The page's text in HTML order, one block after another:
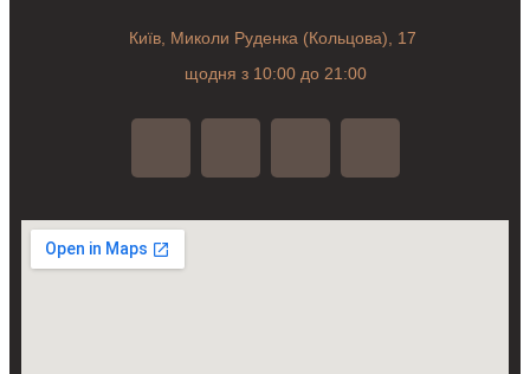
Київ, Миколи Руденка (Кольцова), 17
щодня з 10:00 до 21:00